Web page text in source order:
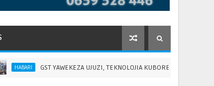
GST YAWEKEZA UJUZI, TEKNOLOJIA KUBORESHA TAFITI ZA MADINI